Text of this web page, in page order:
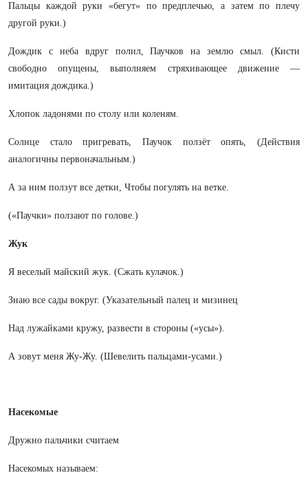
Пальцы каждой руки «бегут» по предплечью, а затем по плечу
другой руки.)
Дождик с неба вдруг полил, Паучков на землю смыл. (Кисти
свободно опущены, выполняем стряхивающее движение —
имитация дождика.)
Хлопок ладонями по столу или коленям.
Солнце стало пригревать, Паучок ползёт опять, (Действия
аналогичны первоначальным.)
А за ним ползут все детки, Чтобы погулять на ветке.
(«Паучки» ползают по голове.)
Жук
Я веселый майский жук. (Сжать кулачок.)
Знаю все сады вокруг. (Указательный палец и мизинец
Над лужайками кружу, развести в стороны («усы»).
А зовут меня Жу-Жу. (Шевелить пальцами-усами.)
Насекомые
Дружно пальчики считаем
Насекомых называем: